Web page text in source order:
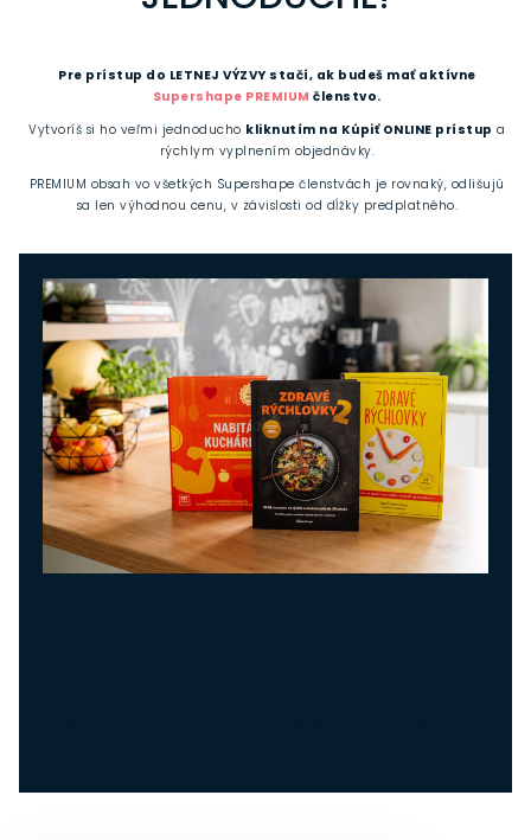
Pre prístup do LETNEJ VÝZVY stačí, ak budeš mať aktívne
Supershape PREMIUM členstvo.
Vytvoríš si ho veľmi jednoducho kliknutím na Kúpiť ONLINE prístup a
rýchlym vyplnením objednávky.
PREMIUM obsah vo všetkých Supershape členstvách je rovnaký, odlišujú
sa len výhodnou cenu, v závislosti od dĺžky predplatného.